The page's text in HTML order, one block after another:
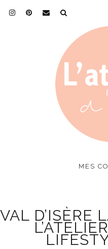
MES
VAL D’ISÈRE